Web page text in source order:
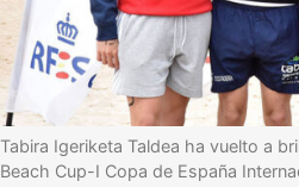
Tabira Igeriketa Taldea ha vuelto a
Beach Cup-I Copa de España